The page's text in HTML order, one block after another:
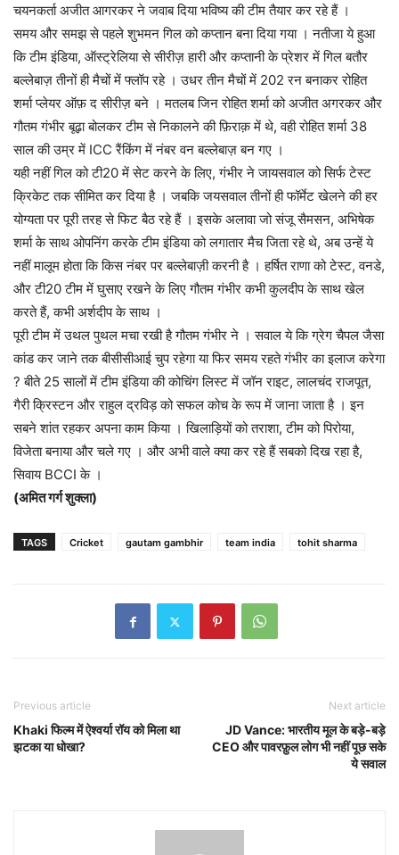
चयनकर्ता अजीत आगरकर ने जवाब दिया भविष्य की टीम तैयार कर रहे हैं ।
समय और समझ से पहले शुभमन गिल को कप्तान बना दिया गया । नतीजा ये हुआ
कि टीम इंडिया, ऑस्ट्रेलिया से सीरीज़ हारी और कप्तानी के प्रेशर में गिल बतौर
बल्लेबाज़ तीनों ही मैचों में फ्लॉप रहे । उधर तीन मैचों में 202 रन बनाकर रोहित
शर्मा प्लेयर ऑफ़ द सीरीज़ बने । मतलब जिन रोहित शर्मा को अजीत अगरकर और
गौतम गंभीर बूढ़ा बोलकर टीम से निकालने की फ़िराक़ में थे, वही रोहित शर्मा 38
साल की उम्र में ICC रैंकिंग में नंबर वन बल्लेबाज़ बन गए ।
यही नहीं गिल को टी20 में सेट करने के लिए, गंभीर ने जायसवाल को सिर्फ टेस्ट
क्रिकेट तक सीमित कर दिया है । जबकि जयसवाल तीनों ही फॉर्मेट खेलने की हर
योग्यता पर पूरी तरह से फिट बैठ रहे हैं । इसके अलावा जो संजू सैमसन, अभिषेक
शर्मा के साथ ओपनिंग करके टीम इंडिया को लगातार मैच जिता रहे थे, अब उन्हें ये
नहीं मालूम होता कि किस नंबर पर बल्लेबाज़ी करनी है । हर्षित राणा को टेस्ट, वनडे,
और टी20 टीम में घुसाए रखने के लिए गौतम गंभीर कभी कुलदीप के साथ खेल
करते हैं, कभी अर्शदीप के साथ ।
पूरी टीम में उथल पुथल मचा रखी है गौतम गंभीर ने । सवाल ये कि ग्रेग चैपल जैसा
कांड कर जाने तक बीसीसीआई चुप रहेगा या फिर समय रहते गंभीर का इलाज करेगा
? बीते 25 सालों में टीम इंडिया की कोचिंग लिस्ट में जॉन राइट, लालचंद राजपूत,
गैरी क्रिस्टन और राहुल द्रविड़ को सफल कोच के रूप में जाना जाता है । इन
सबने शांत रहकर अपना काम किया । खिलाड़ियों को तराशा, टीम को पिरोया,
विजेता बनाया और चले गए । और अभी वाले क्या कर रहे हैं सबको दिख रहा है,
सिवाय BCCI के ।
(अमित गर्ग शुक्ला)
TAGS Cricket gautam gambhir team india tohit sharma
Previous article
Khaki फिल्म में ऐश्वर्या रॉय को मिला था
झटका या धोखा?
Next article
JD Vance: भारतीय मूल के बड़े-बड़े
CEO और पावरफ़ुल लोग भी नहीं पूछ सके
ये सवाल